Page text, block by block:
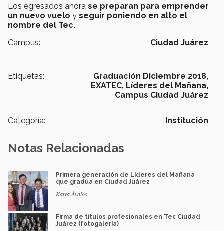
Los egresados ahora se preparan para emprender
un nuevo vuelo y seguir poniendo en alto el
nombre del Tec.
Campus:
Ciudad Juárez
Etiquetas:
Graduación Diciembre 2018,
EXATEC, Líderes del Mañana,
Campus Ciudad Juárez
Categoría: Institución
Notas Relacionadas
Primera generación de Líderes del Mañana
que gradúa en Ciudad Juárez
Katya Ávalos
Firma de títulos profesionales en Tec Ciudad
Juárez (fotogalería)